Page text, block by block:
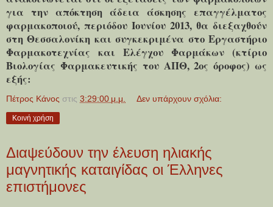
για την απόκτηση άδεια άσκησης επαγγέλματος
φαρμακοποιού, περιόδου Ιουνίου 2013, θα διεξαχθούν
στη Θεσσαλονίκη και συγκεκριμένα στο Εργαστήριο
Φαρμακοτεχνίας και Ελέγχου Φαρμάκων (κτίριο
Βιολογίας Φαρμακευτικής του ΑΠΘ, 2ος όροφος) ως
εξής:
Πέτρος Κάνος στις 3:29:00 μ.μ. Δεν υπάρχουν σχόλια:
Κοινή χρήση
Διαψεύδουν την έλευση ηλιακής
μαγνητικής καταιγίδας οι Έλληνες
επιστήμονες